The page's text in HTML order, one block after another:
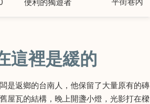
便利的獨遊者
這裡是緩的
是返鄉的台南人，他保留了大量原有的磚
屋瓦的結構，晚上開盞小燈，光影打在樑